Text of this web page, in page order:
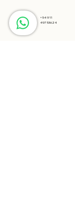
+54 9 11
49753624